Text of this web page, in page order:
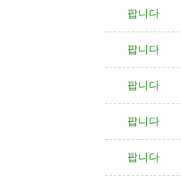
팝니다
팝니다
팝니다
팝니다
팝니다